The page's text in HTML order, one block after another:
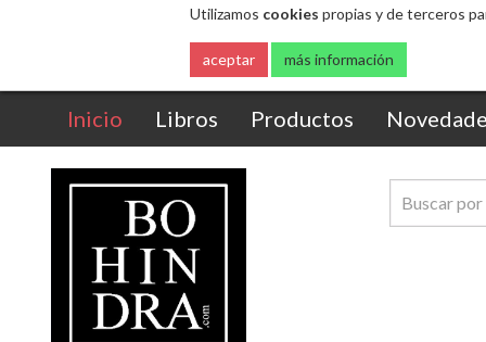
Utilizamos cookies propias y de terceros
aceptar más información
Inicio (current)
Libros Productos